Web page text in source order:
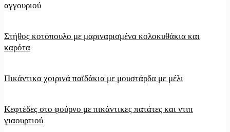
αγγουριού
Στήθος κοτόπουλο με μαριναρισμένα κολοκυθάκια και
καρότα
Πικάντικα χοιρινά παϊδάκια με μουστάρδα με μέλι
Κεφτέδες στο φούρνο με πικάντικες πατάτες και ντιπ
γιαουρτιού